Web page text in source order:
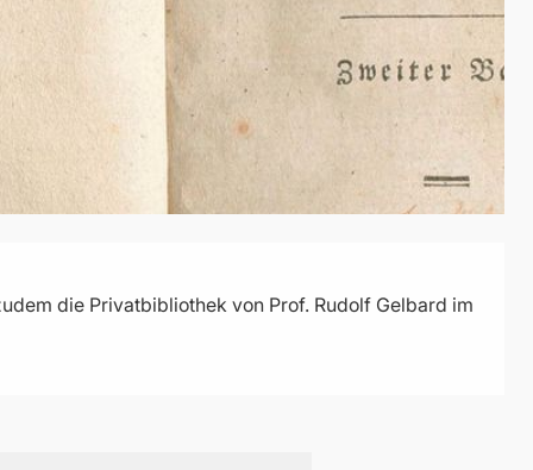
die Privatbibliothek von Prof. Rudolf Gelbard im